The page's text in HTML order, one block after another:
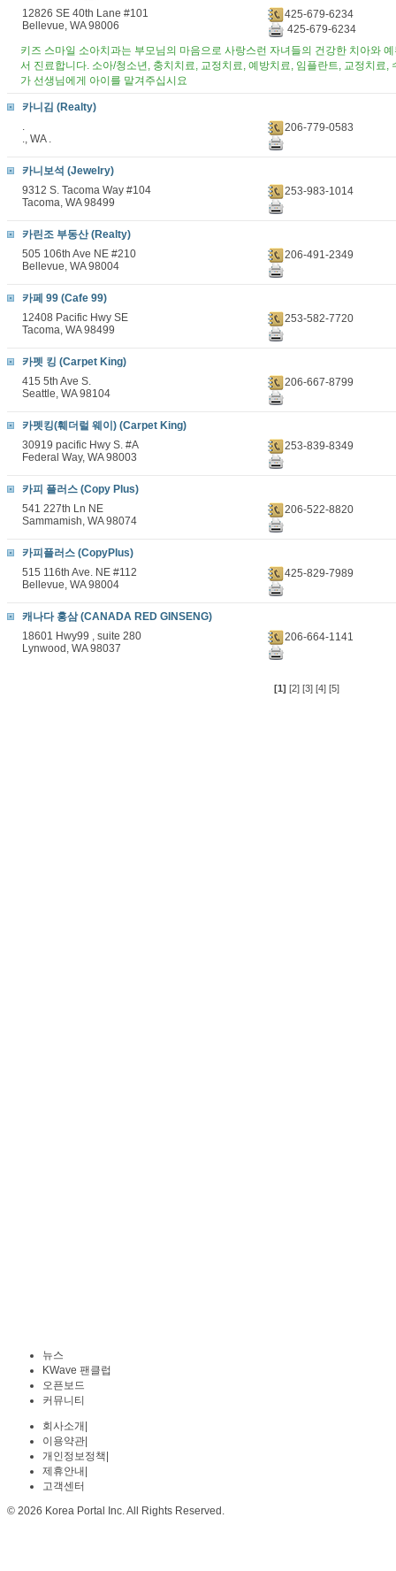
12826 SE 40th Lane #101
Bellevue, WA 98006
425-679-6234
425-679-6234
키즈 스마일 소아치과는 부모님의 마음으로 사랑스런 자녀들의 건강한 치아와
서 진료합니다. 소아/청소년, 충치치료, 교정치료, 예방치료, 임플란트, 교정치료,
가 선생님에게 아이를 맡겨주십시요
카니김 (Realty)
.
., WA .
206-779-0583
카니보석 (Jewelry)
9312 S. Tacoma Way #104
Tacoma, WA 98499
253-983-1014
카린조 부동산 (Realty)
505 106th Ave NE #210
Bellevue, WA 98004
206-491-2349
카페 99 (Cafe 99)
12408 Pacific Hwy SE
Tacoma, WA 98499
253-582-7720
카펫 킹 (Carpet King)
415 5th Ave S.
Seattle, WA 98104
206-667-8799
카펫킹(훼더럴 웨이) (Carpet King)
30919 pacific Hwy S. #A
Federal Way, WA 98003
253-839-8349
카피 플러스 (Copy Plus)
541 227th Ln NE
Sammamish, WA 98074
206-522-8820
카피플러스 (CopyPlus)
515 116th Ave. NE #112
Bellevue, WA 98004
425-829-7989
캐나다 홍삼 (CANADA RED GINSENG)
18601 Hwy99 , suite 280
Lynwood, WA 98037
206-664-1141
[1] [2] [3] [4] [5]
뉴스
KWave 팬클럽
오픈보드
커뮤니티
회사소개
이용약관
개인정보정책
제휴안내
고객센터
© 2026 Korea Portal Inc. All Rights Reserved.